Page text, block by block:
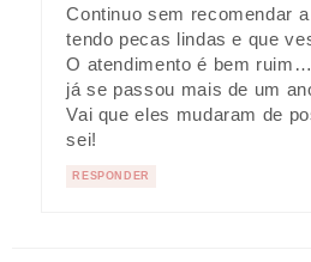
Continuo sem recomendar
tendo pecas lindas e que
O atendimento é bem
já se passou mais de um
Vai que eles mudaram de
sei!
RESPONDER